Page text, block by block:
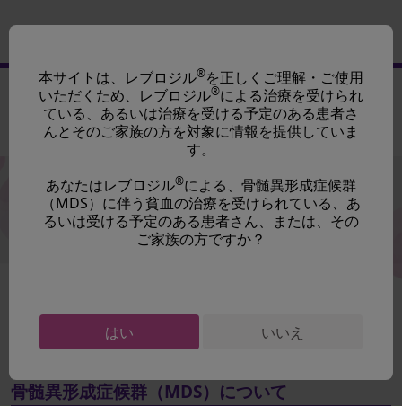
レブロジル®を投与されている
患者さんとご家族の皆さん
レブロジル®
について
副作用
について
投与方法
について
治療サポート
資材・動画
治療サポート資材・動画
治療サポート資材・動画 ＞ 骨髄異形成症候群（MDS）について
骨髄異形成症候群（MDS）について
本サイトは、レブロジル®を正しくご理解・ご使⽤
いただくため、レブロジル®による治療を受けられ
ている、あるいは治療を受ける予定のある患者さ
んとそのご家族の⽅を対象に情報を提供していま
す。
あなたはレブロジル®による、骨髄異形成症候群
（MDS）に伴う貧血の治療を受けられている、あ
るいは受ける予定のある患者さん、または、その
ご家族の⽅ですか？
はい いいえ